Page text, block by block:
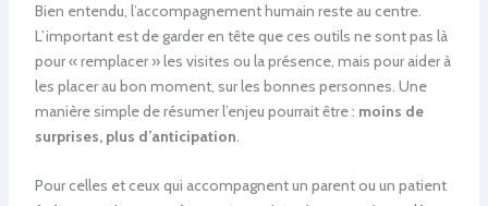
Bien entendu, l’accompagnement humain reste au centre.
L’important est de garder en tête que ces outils ne sont pas là
pour « remplacer » les visites ou la présence, mais pour aider à
les placer au bon moment, sur les bonnes personnes. Une
manière simple de résumer l’enjeu pourrait être : moins de
surprises, plus d’anticipation.
Pour celles et ceux qui accompagnent un parent ou un patient